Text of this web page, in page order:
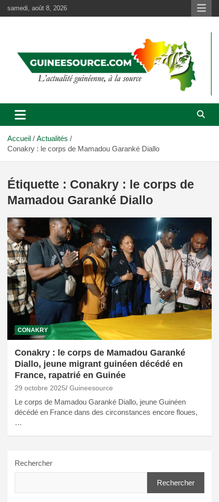
au
samedi, août 8, 2026
Accueil
Actualités
Conakry : le corps de Mamadou Garanké Diallo
Étiquette : Conakry : le corps de
Mamadou Garanké Diallo
CONAKRY
Conakry : le corps de Mamadou Garanké
Diallo, jeune migrant guinéen décédé en
France, rapatrié en Guinée
29 octobre 2025 Guineesource
Le corps de Mamadou Garanké Diallo, jeune Guinéen
décédé en France dans des circonstances encore floues,
…
Rechercher
Rechercher